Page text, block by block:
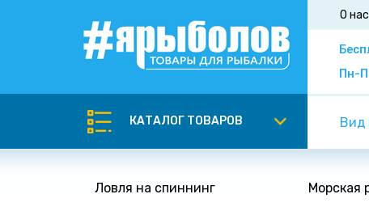
О нас
Пн-
КАТАЛОГ ТОВАРОВ Вид
Ловля на спиннинг Морская